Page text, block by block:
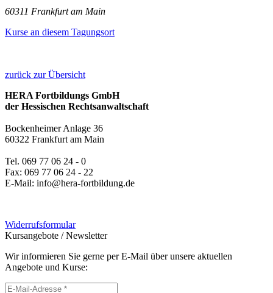
60311 Frankfurt am Main
Kurse an diesem Tagungsort
zurück zur Übersicht
HERA Fortbildungs GmbH
der Hessischen Rechtsanwaltschaft
Bockenheimer Anlage 36
60322 Frankfurt am Main
Tel. 069 77 06 24 - 0
Fax: 069 77 06 24 - 22
E-Mail: info@hera-fortbildung.de
Widerrufsformular
Kursangebote /Newsletter
Wir informieren Sie gerne per E-Mail über unsere aktuellen
Angebote und Kurse: